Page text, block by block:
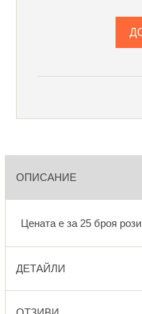
ОПИСАНИЕ
Цената е за 25 броя рози
ДЕТАЙЛИ